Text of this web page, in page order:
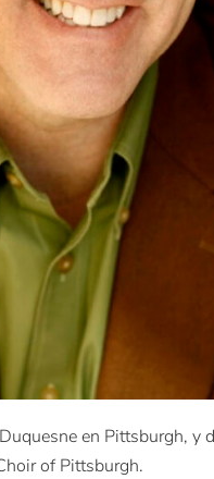
en Pittsburgh, y
of Pittsburgh.